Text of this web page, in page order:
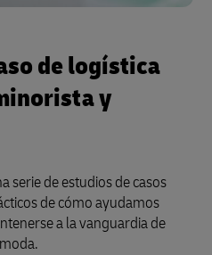
de logística
y
serie de estudios de casos
de cómo ayudamos
a la vanguardia de